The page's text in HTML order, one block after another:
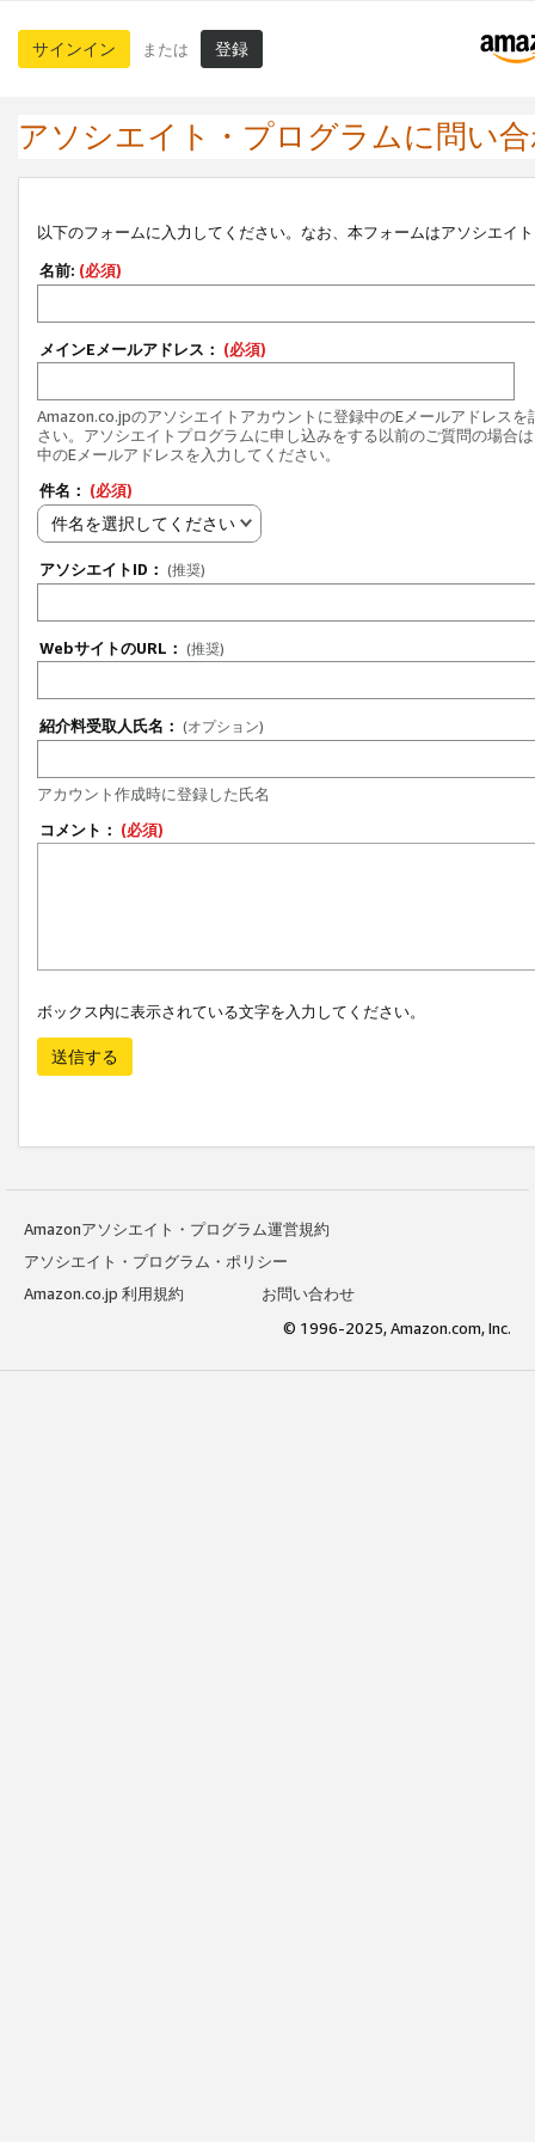
サインイン または 登録
アソシエイト・プログラムに問い
以下のフォームに入力してください。なお、本フォームはアソシエイ
名前: (必須)
メインEメールアドレス： (必須)
Amazon.co.jpのアソシエイトアカウントに登録中のEメールアドレスを
さい。アソシエイトプログラムに申し込みをする以前のご質問の場合
中のEメールアドレスを入力してください。
件名： (必須)
件名を選択してください
アソシエイトID： (推奨)
WebサイトのURL： (推奨)
紹介料受取人氏名： (オプション)
アカウント作成時に登録した氏名
コメント： (必須)
ボックス内に表示されている文字を入力してください。
送信する
Amazonアソシエイト・プログラム運営規約
アソシエイト・プログラム・ポリシー
Amazon.co.jp 利用規約
お問い合わせ
© 1996-2025, Amazon.com, Inc.